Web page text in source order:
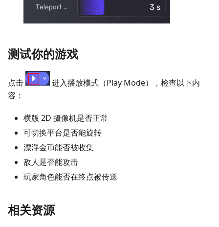
测试你的游戏
点击
进入播放模式（Play Mode），检查以下内
容：
横版 2D 摄像机是否正常
可切换平台是否能旋转
漂浮金币能否被收集
敌人是否能攻击
玩家角色能否在终点被传送
相关资源